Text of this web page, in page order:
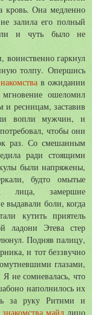
кровь. Она медленно
залила его полный
и чуть было не
воинственно гаркнул
толпу. Опершись
в ожидании
ошеломил
и ресницам, заставив
вопли мужчин, и
чтобы они
раз. Со смешанным
ради стоящими
были напряжены,
будто омытые
лица, замершие
выдавали боли, когда
кутить приятель
ладони Этева стер
Подняв палицу,
и тот беззвучно
глазами,
не сомневалась, что
наполнилось их
за руку Ритими и
знакомства майл лицо